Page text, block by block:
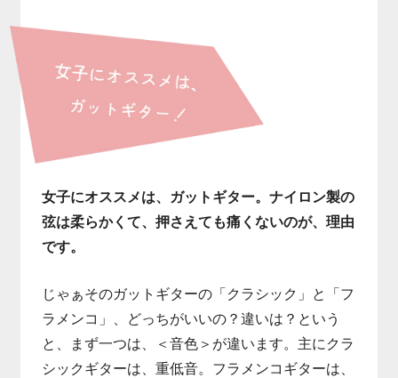
女子にオススメは、ガットギター。ナイロン製の
弦は柔らかくて、押さえても痛くないのが、理由
です。
じゃぁそのガットギターの「クラシック」と「フ
ラメンコ」、どっちがいいの？違いは？という
と、まず一つは、＜音色＞が違います。主にクラ
シックギターは、重低音。フラメンコギターは、